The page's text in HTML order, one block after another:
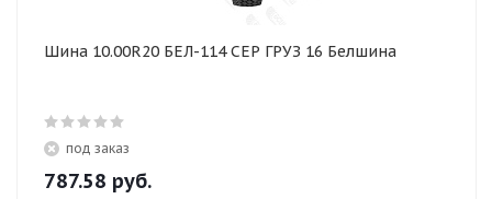
Шина 10.00R20 БЕЛ-114 СЕР ГРУЗ 16 Белшина
под заказ
787.58 руб.